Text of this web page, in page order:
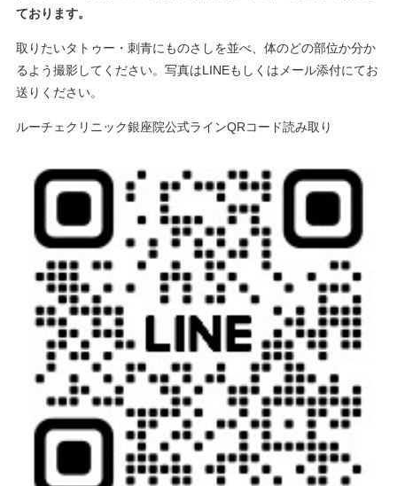
ております。
取りたいタトゥー・刺青にものさしを並べ、体のどの部位か分か
るよう撮影してください。写真はLINEもしくはメール添付にてお
送りください。
ルーチェクリニック銀座院公式ラインQRコード読み取り